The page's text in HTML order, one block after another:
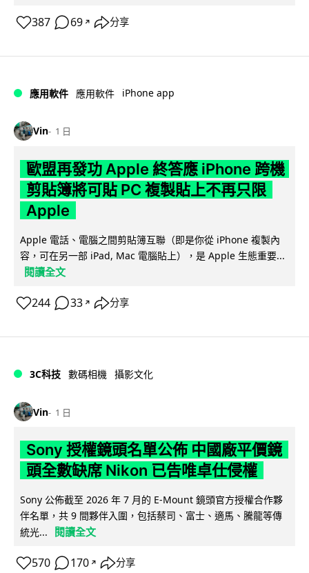
387 69 ↗ 分享
應用軟件 應用軟件 iPhone app
Vin 1 日
歐盟再發功 Apple 終答應 iPhone 跨機
剪貼簿將可貼 PC 複製貼上不再只限
Apple
Apple 電話、電腦之間剪貼簿互聯（即是你從 iPhone 複製內
容，可在另一部 iPad, Mac 電腦貼上），是 Apple 生態重要...
閱讀全文
244 33 ↗ 分享
3C科技 數碼相機 攝影文化
Vin 1 日
Sony 授權鏡頭名單公佈 中國廠平價鏡
頭全數缺席 Nikon 已告唯卓仕侵權
Sony 公佈截至 2026 年 7 月的 E-Mount 鏡頭官方授權合作夥
伴名單，共 9 間夥伴入圍，包括蔡司、富士、適馬、騰龍等傳
統光...
閱讀全文
570 170 ↗ 分享